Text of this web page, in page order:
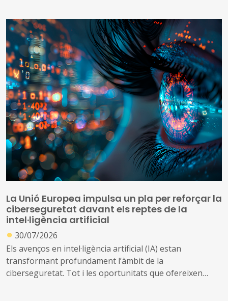
A més, impulsa una nova declaració que inclou altres 53
municipis que no es consideraven de mercat tens, però
que s’ha identificat que ara compleixen les condicions
per aplicar el topall de preus
La Unió Europea impulsa un pla per reforçar la
ciberseguretat davant els reptes de la
intel·ligència artificial
● 30/07/2026
Els avenços en intel·ligència artificial (IA) estan
transformant profundament l’àmbit de la
ciberseguretat. Tot i les oportunitats que ofereixen